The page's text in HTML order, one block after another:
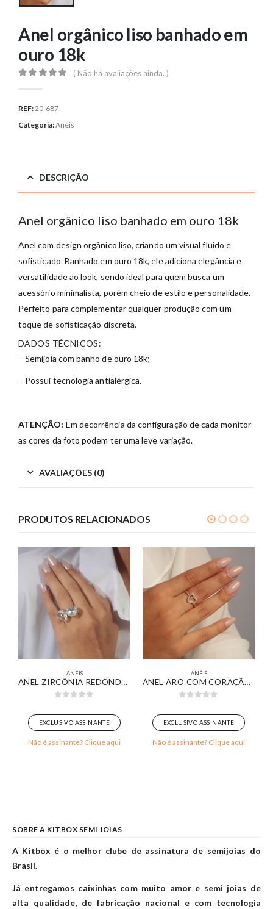
Anel orgânico liso banhado em
ouro 18k
( Não há avaliações ainda. )
REF:20-687
Categoria:Anéis
DESCRIÇÃO
Anel orgânico liso banhado em ouro 18k
Anel com design orgânico liso, criando um visual fluido e
sofisticado. Banhado em ouro 18k, ele adiciona elegância e
versatilidade ao look, sendo ideal para quem busca um
acessório minimalista, porém cheio de estilo e personalidade.
Perfeito para complementar qualquer produção com um
toque de sofisticação discreta.
DADOS TÉCNICOS:
– Semijoia com banho de ouro 18k;
– Possui tecnologia antialérgica.
ATENÇÃO: Em decorrência da configuração de cada monitor
as cores da foto podem ter uma leve variação.
AVALIAÇÕES (0)
PRODUTOS RELACIONADOS
ANÉIS
ANEL ZIRCÔNIA REDONDA E GOTA CRISTAL BANHADO EM OURO BRANCO
EXCLUSIVO ASSINANTE
Não é assinante? Clique aqui
ANÉIS
ANEL ARO COM CORAÇÃO CRAVEJADO VAZADO BANHADO EM OURO 18K
EXCLUSIVO ASSINANTE
Não é assinante? Clique aqui
SOBRE A KITBOX SEMI JOIAS
A Kitbox é o melhor clube de assinatura de semijoias do
Brasil.
Já entregamos caixinhas com muito amor e semi joias de
alta qualidade, de fabricação nacional e com tecnologia